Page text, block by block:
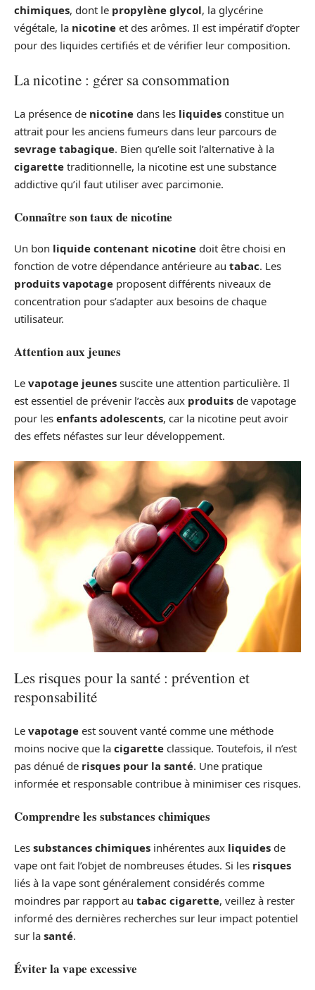
chimiques, dont le propylène glycol, la glycérine
végétale, la nicotine et des arômes. Il est impératif d’opter
pour des liquides certifiés et de vérifier leur composition.
La nicotine : gérer sa consommation
La présence de nicotine dans les liquides constitue un
attrait pour les anciens fumeurs dans leur parcours de
sevrage tabagique. Bien qu’elle soit l’alternative à la
cigarette traditionnelle, la nicotine est une substance
addictive qu’il faut utiliser avec parcimonie.
Connaître son taux de nicotine
Un bon liquide contenant nicotine doit être choisi en
fonction de votre dépendance antérieure au tabac. Les
produits vapotage proposent différents niveaux de
concentration pour s’adapter aux besoins de chaque
utilisateur.
Attention aux jeunes
Le vapotage jeunes suscite une attention particulière. Il
est essentiel de prévenir l’accès aux produits de vapotage
pour les enfants adolescents, car la nicotine peut avoir
des effets néfastes sur leur développement.
Les risques pour la santé : prévention et
responsabilité
Le vapotage est souvent vanté comme une méthode
moins nocive que la cigarette classique. Toutefois, il n’est
pas dénué de risques pour la santé. Une pratique
informée et responsable contribue à minimiser ces risques.
Comprendre les substances chimiques
Les substances chimiques inhérentes aux liquides de
vape ont fait l’objet de nombreuses études. Si les risques
liés à la vape sont généralement considérés comme
moindres par rapport au tabac cigarette, veillez à rester
informé des dernières recherches sur leur impact potentiel
sur la santé.
Éviter la vape excessive